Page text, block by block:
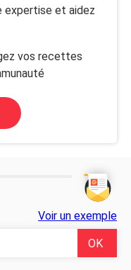
et aidez
vos recettes
Voir un exemple